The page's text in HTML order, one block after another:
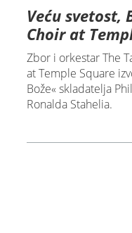
Veću svetost,
Choir at
Zbor i orkestar The
at Temple Square
Bože« skladatelja
Ronalda Stahelia.